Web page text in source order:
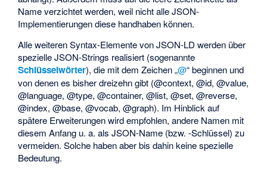
Name verzichtet werden, weil nicht alle JSON-
Implementierungen diese handhaben können.
Alle weiteren Syntax-Elemente von JSON-LD werden über
spezielle JSON-Strings realisiert (sogenannte
Schlüsselwörter), die mit dem Zeichen „@“ beginnen und
von denen es bisher dreizehn gibt (@context, @id, @value,
@language, @type, @container, @list, @set, @reverse,
@index, @base, @vocab, @graph). Im Hinblick auf
spätere Erweiterungen wird empfohlen, andere Namen mit
diesem Anfang u. a. als JSON-Name (bzw. -Schlüssel) zu
vermeiden. Solche haben aber bis dahin keine spezielle
Bedeutung.